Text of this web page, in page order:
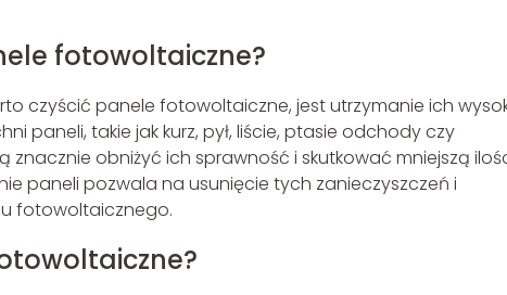
fotowoltaiczne?
czyścić panele fotowoltaiczne, jest utrzymanie ich
paneli, takie jak kurz, pył, liście, ptasie odchody czy
znacznie obniżyć ich sprawność i skutkować mniejszą
paneli pozwala na usunięcie tych zanieczyszczeń i
fotowoltaicznego.